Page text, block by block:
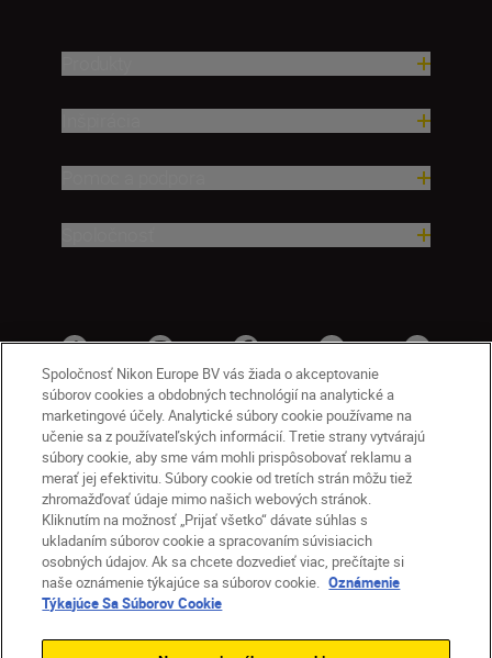
SK Nikon Sites
Kontakt
Oznámenie o ochrane osobných údajov
Podmienky používania
Nikon Store – zmluvné podmienky
Oznámenie týkajúce sa súborov cookie
Spoločnosť Nikon Europe BV vás žiada o akceptovanie
súborov cookies a obdobných technológií na analytické a
marketingové účely. Analytické súbory cookie používame na
učenie sa z používateľských informácií. Tretie strany vytvárajú
súbory cookie, aby sme vám mohli prispôsobovať reklamu a
merať jej efektivitu. Súbory cookie od tretích strán môžu tiež
zhromažďovať údaje mimo našich webových stránok.
Kliknutím na možnosť „Prijať všetko“ dávate súhlas s
ukladaním súborov cookie a spracovaním súvisiacich
osobných údajov. Ak sa chcete dozvedieť viac, prečítajte si
naše oznámenie týkajúce sa súborov cookie. Oznámenie
Týkajúce Sa Súborov Cookie